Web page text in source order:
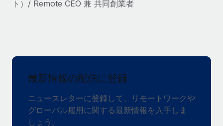
ト）/ Remote CEO 兼 共同創業者
最新情報の配信に登録
ニュースレターに登録して、リモートワークや
グローバル雇用に関する最新情報を入手しま
しょう。